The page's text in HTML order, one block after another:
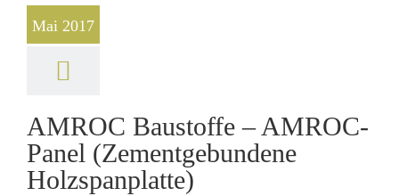
Mai 2017
AMROC Baustoffe – AMROC-
Panel (Zementgebundene
Holzspanplatte)